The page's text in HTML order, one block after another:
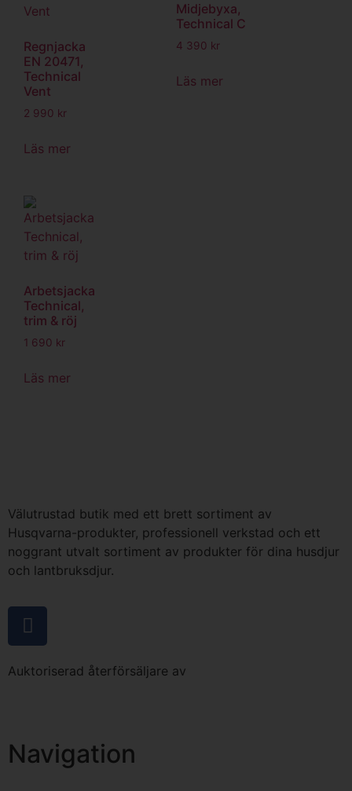
Regnjacka
EN 20471,
Technical
Vent
2 990 kr
Läs mer
Midjebyxa,
Technical C
4 390 kr
Läs mer
Arbetsjacka
Technical,
trim & röj
1 690 kr
Läs mer
Välutrustad butik med ett brett sortiment av
Husqvarna-produkter, professionell verkstad och ett
noggrant utvalt sortiment av produkter för dina husdjur
och lantbruksdjur.
Auktoriserad återförsäljare av
Navigation